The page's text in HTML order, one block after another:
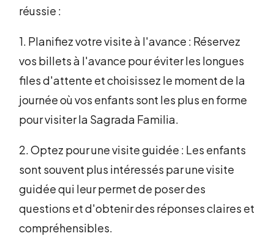
réussie :
1. Planifiez votre visite à l'avance : Réservez
vos billets à l'avance pour éviter les longues
files d'attente et choisissez le moment de la
journée où vos enfants sont les plus en forme
pour visiter la Sagrada Familia.
2. Optez pour une visite guidée : Les enfants
sont souvent plus intéressés par une visite
guidée qui leur permet de poser des
questions et d'obtenir des réponses claires et
compréhensibles.